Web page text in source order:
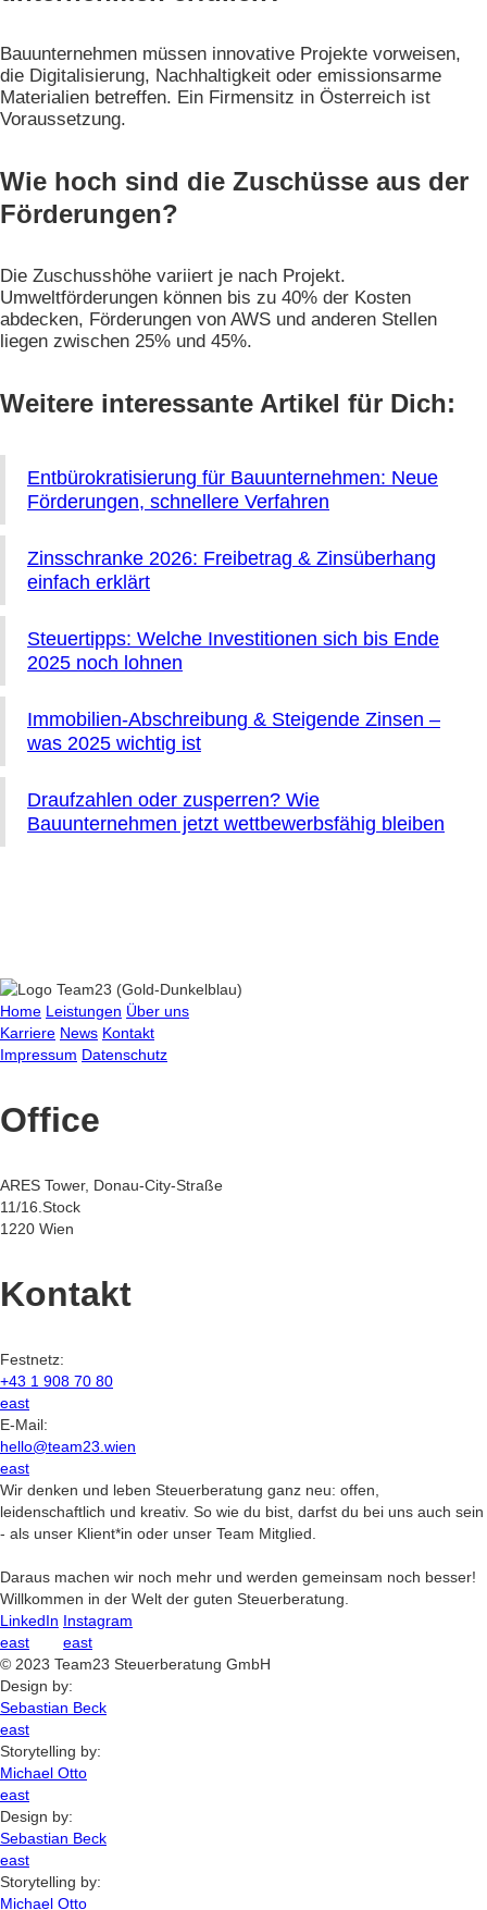
Bauunternehmen müssen innovative Projekte vorweisen,
die Digitalisierung, Nachhaltigkeit oder emissionsarme
Materialien betreffen. Ein Firmensitz in Österreich ist
Voraussetzung.
Wie hoch sind die Zuschüsse aus der
Förderungen?
Die Zuschusshöhe variiert je nach Projekt.
Umweltförderungen können bis zu 40% der Kosten
abdecken, Förderungen von AWS und anderen Stellen
liegen zwischen 25% und 45%.
Weitere interessante Artikel für Dich:
Entbürokratisierung für Bauunternehmen: Neue
Förderungen, schnellere Verfahren
Zinsschranke 2026: Freibetrag & Zinsüberhang
einfach erklärt
Steuertipps: Welche Investitionen sich bis Ende
2025 noch lohnen
Immobilien-Abschreibung & Steigende Zinsen –
was 2025 wichtig ist
Draufzahlen oder zusperren? Wie
Bauunternehmen jetzt wettbewerbsfähig bleiben
Home Leistungen Über uns
Karriere News Kontakt
Impressum Datenschutz
Office
ARES Tower, Donau-City-Straße
11/16.Stock
1220 Wien
Kontakt
Festnetz:
+43 1 908 70 80
east
E-Mail:
hello@team23.wien
east
Wir denken und leben Steuerberatung ganz neu: offen,
leidenschaftlich und kreativ. So wie du bist, darfst du bei uns auch sein
- als unser Klient*in oder unser Team Mitglied.
Daraus machen wir noch mehr und werden gemeinsam noch besser!
Willkommen in der Welt der guten Steuerberatung.
LinkedIn
east
Instagram
east
© 2023 Team23 Steuerberatung GmbH
Design by:
Sebastian Beck
east
Storytelling by:
Michael Otto
east
Design by:
Sebastian Beck
east
Storytelling by:
Michael Otto